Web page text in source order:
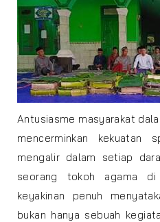
Antusiasme masyarakat
mencerminkan kekuatan
mengalir dalam setiap
seorang tokoh agama
keyakinan penuh
bukan hanya sebuah